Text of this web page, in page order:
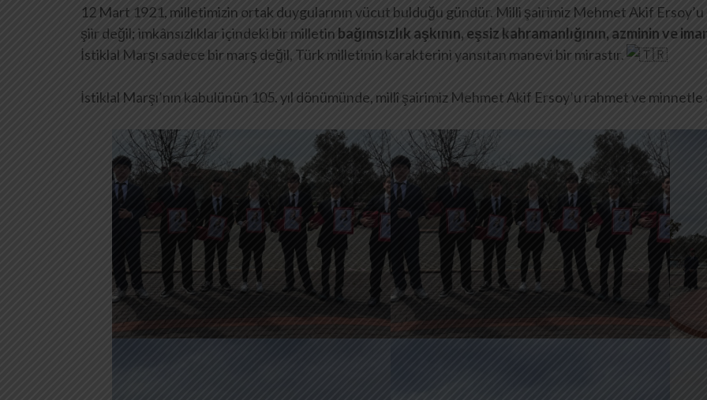
12 Mart 1921, milletimizin ortak duygularının vücut bulduğu gündür. Milli şairimiz Mehmet Akif Ersoy’u
şiir değil; imkânsızlıklar içindeki bir milletin bağımsızlık aşkının, eşsiz kahramanlığının, azminin ve
İstiklal Marşı sadece bir marş değil, Türk milletinin karakterini yansıtan manevi bir mirastır.
İstiklal Marşı’nın kabulünün 105. yıl dönümünde, millî şairimiz Mehmet Akif Ersoy’u rahmet ve minnetle